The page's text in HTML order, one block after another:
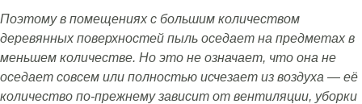
Поэтому в помещениях с большим количеством
деревянных поверхностей пыль оседает на предметах в
меньшем количестве. Но это не означает, что она не
оседает совсем или полностью исчезает из воздуха — её
количество по-прежнему зависит от вентиляции, уборки